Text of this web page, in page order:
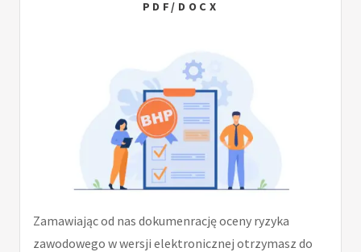
PDF/DOCX
Zamawiając od nas dokumenrację oceny ryzyka
zawodowego w wersji elektronicznej otrzymasz do